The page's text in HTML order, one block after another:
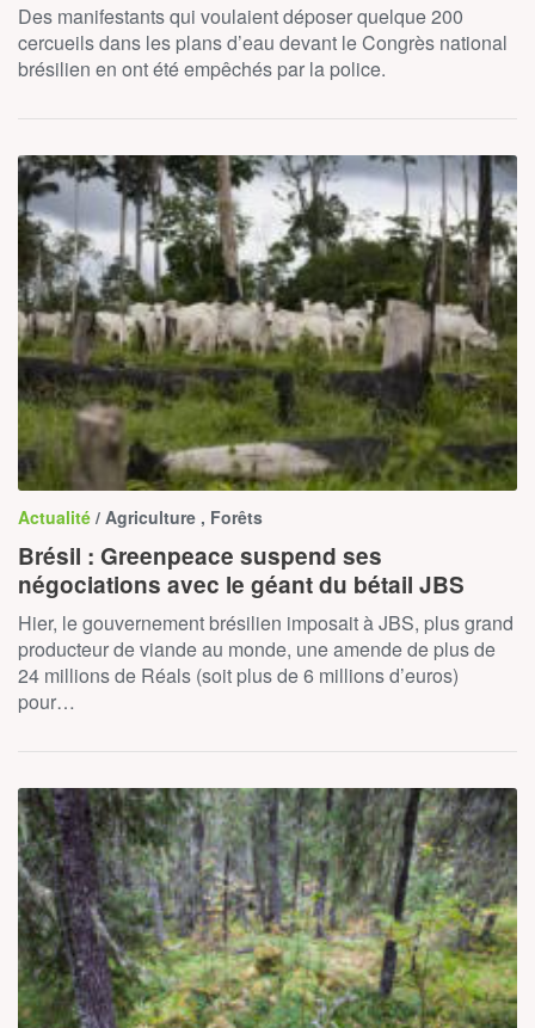
Des manifestants qui voulaient déposer quelque 200
cercueils dans les plans d’eau devant le Congrès national
brésilien en ont été empêchés par la police.
Actualité / Agriculture , Forêts
Brésil : Greenpeace suspend ses
négociations avec le géant du bétail JBS
Hier, le gouvernement brésilien imposait à JBS, plus grand
producteur de viande au monde, une amende de plus de
24 millions de Réals (soit plus de 6 millions d’euros)
pour…